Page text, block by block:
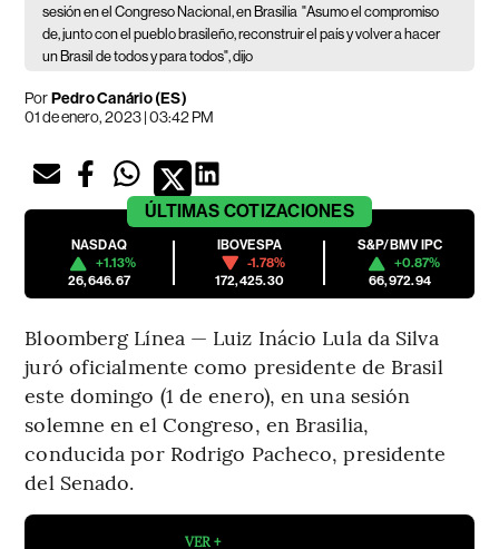
sesión en el Congreso Nacional, en Brasilia "Asumo el compromiso
de, junto con el pueblo brasileño, reconstruir el país y volver a hacer
un Brasil de todos y para todos", dijo
PorPedro Canário (ES)
01 de enero, 2023 | 03:42 PM
ÚLTIMAS COTIZACIONES
NASDAQ
+1.13%
26,646.67
IBOVESPA
-1.78%
172,425.30
S&P/BMV IPC
+0.87%
66,972.94
Bloomberg Línea — Luiz Inácio Lula da Silva
juró oficialmente como presidente de Brasil
este domingo (1 de enero), en una sesión
solemne en el Congreso, en Brasilia,
conducida por Rodrigo Pacheco, presidente
del Senado.
VER +